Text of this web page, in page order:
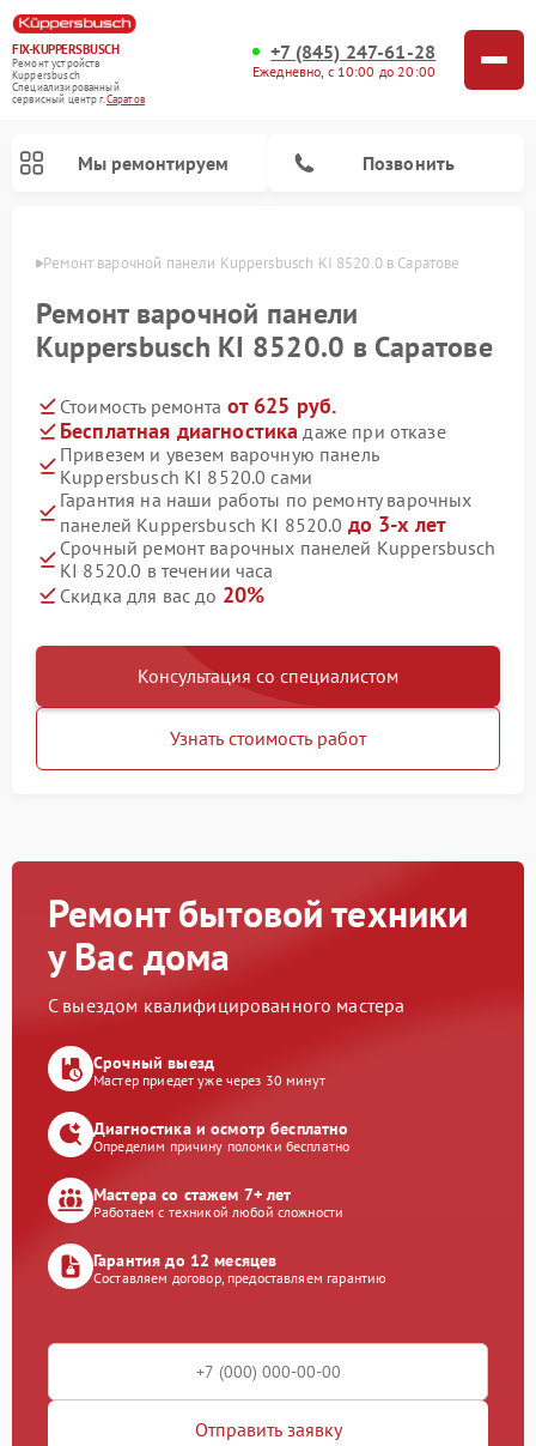
FIX-KUPPERSBUSCH
Ремонт устройств
Kuppersbusch
Специализированный
cервисный центр г.Саратов
+7 (845) 247-61-28
Ежедневно, с 10:00 до 20:00
Мы ремонтируем Позвонить
Ремонт варочной панели Kuppersbusch KI 8520.0 в Саратове
Ремонт варочной панели
Kuppersbusch KI 8520.0 в Саратове
Стоимость ремонта от 625 руб.
Бесплатная диагностика даже при отказе
Привезем и увезем варочную панель
Kuppersbusch KI 8520.0 сами
Гарантия на наши работы по ремонту варочных
панелей Kuppersbusch KI 8520.0 до 3-х лет
Срочный ремонт варочных панелей Kuppersbusch
KI 8520.0 в течении часа
Скидка для вас до 20%
Консультация со специалистом
Узнать стоимость работ
Ремонт бытовой техники
у Вас дома
С выездом квалифицированного мастера
Срочный выезд
Мастер приедет уже через 30 минут
Диагностика и осмотр бесплатно
Определим причину поломки бесплатно
Мастера со стажем 7+ лет
Работаем с техникой любой сложности
Гарантия до 12 месяцев
Составляем договор, предоставляем гарантию
Отправить заявку